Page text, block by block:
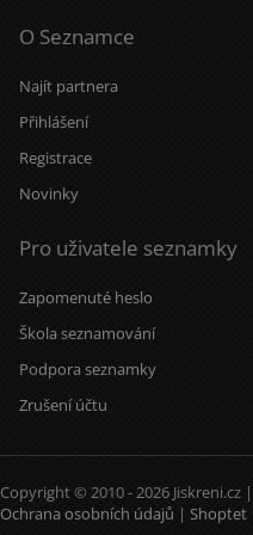
O Seznamce
Najít partnera
Přihlášení
Registrace
Novinky
Pro uživatele seznamky
Zapomenuté heslo
Škola seznamování
Podpora seznamky
Zrušení účtu
Copyright © 2010 - 2026 Jiskreni.cz |
Ochrana osobních údajů | Shoptet